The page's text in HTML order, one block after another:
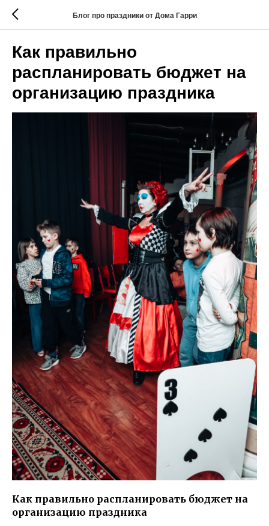
Блог про праздники от Дома Гарри
Как правильно
распланировать бюджет на
организацию праздника
Как правильно распланировать бюджет на
организацию праздника